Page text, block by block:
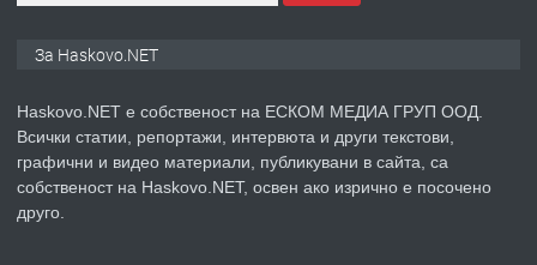
преди 5 дни
ПРЕДЛАГА
Продавам парцел в гр. Хасково кв.
За Haskovo.NET
Haskovo.NET е собственост на ЕСКОМ МЕДИА ГРУП ООД.
Всички статии, репортажи, интервюта и други текстови,
графични и видео материали, публикувани в сайта, са
собственост на Haskovo.NET, освен ако изрично е посочено
друго.